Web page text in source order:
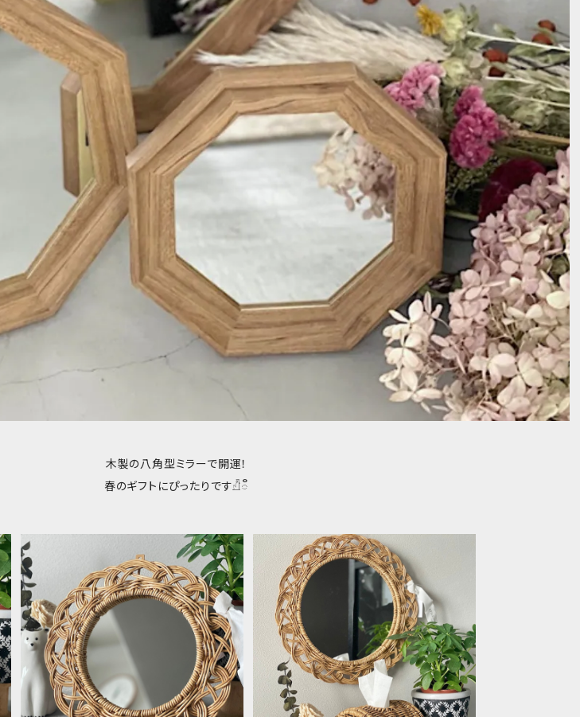
木製の八角型ミラーで開運！
春のギフトにぴったりです𓀯៓
UTILEナイール フラワーミラーSサイ
ズ
¥2,530
UTILEナイール フラワーミラーLサイ
ズ
¥3,520
SOLD OUT